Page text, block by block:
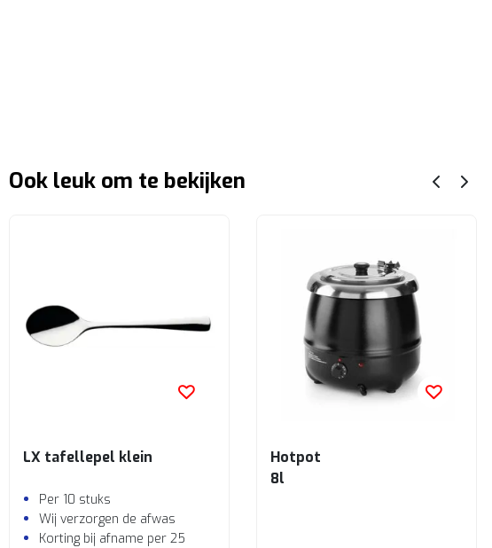
Ook leuk om te bekijken
LX tafellepel klein
Per 10 stuks
Wij verzorgen de afwas
Korting bij afname per 25
Hotpot
8l